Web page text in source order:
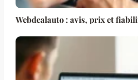
Webdealauto : avis, prix et